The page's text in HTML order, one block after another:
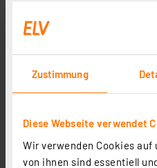
Zustimmung
Diese Webseite verwendet
Wir verwenden Cookies auf
von ihnen sind essentiell